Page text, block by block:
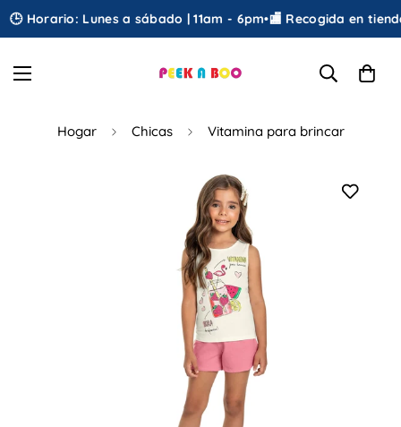
Horario: Lunes a sábado | 11am - 6pm•🏬 Recogida en tienda•
Hogar Chicas Vitamina para brincar